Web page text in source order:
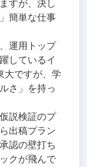
すが、決し
簡単な仕事
運用トップ
しているイ
大ですが、学
さ」を持っ
説検証のプ
出稿プラン
認の壁打ち
クが飛んで